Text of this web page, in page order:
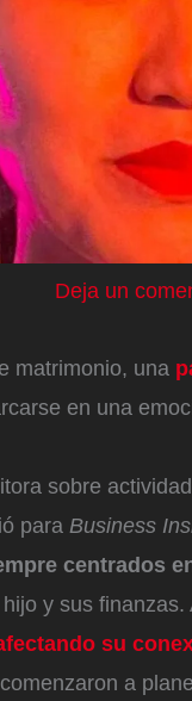
Deja un
matrimonio, una
en una
sobre
para Business
centrados
y sus
su
a